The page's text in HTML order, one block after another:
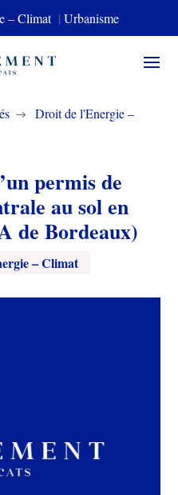
– Climat | Urbanisme
$
Droit de l'Energie –
permis de
au sol en
de Bordeaux)
– Climat